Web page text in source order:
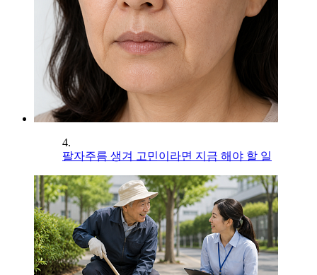
4.
팔자주름 생겨 고민이라면 지금 해야 할 일